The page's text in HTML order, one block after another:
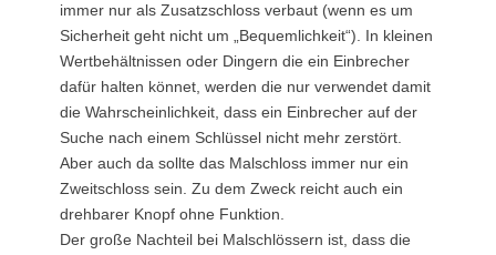
immer nur als Zusatzschloss verbaut (wenn es um
Sicherheit geht nicht um „Bequemlichkeit“). In kleinen
Wertbehältnissen oder Dingern die ein Einbrecher
dafür halten könnet, werden die nur verwendet damit
die Wahrscheinlichkeit, dass ein Einbrecher auf der
Suche nach einem Schlüssel nicht mehr zerstört.
Aber auch da sollte das Malschloss immer nur ein
Zweitschloss sein. Zu dem Zweck reicht auch ein
drehbarer Knopf ohne Funktion.
Der große Nachteil bei Malschlössern ist, dass die